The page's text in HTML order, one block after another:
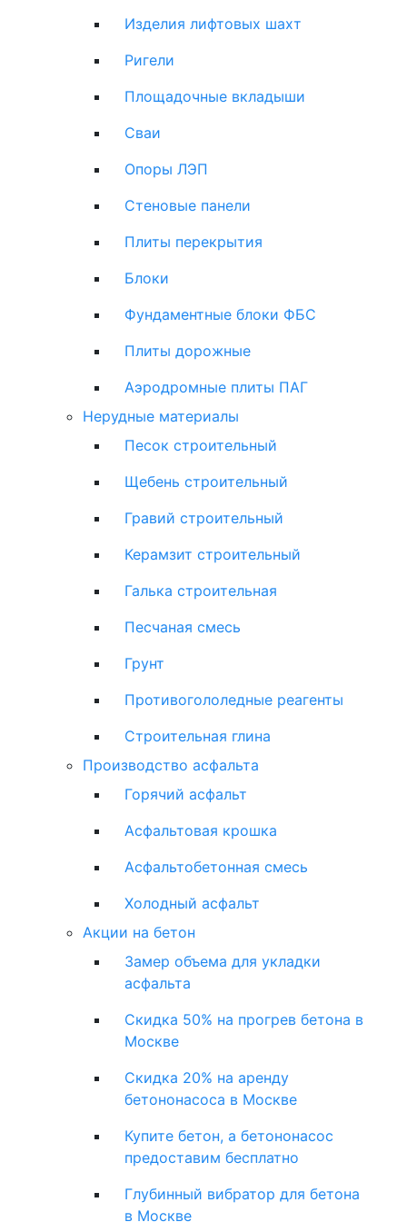
Изделия лифтовых шахт
Ригели
Площадочные вкладыши
Сваи
Опоры ЛЭП
Стеновые панели
Плиты перекрытия
Блоки
Фундаментные блоки ФБС
Плиты дорожные
Аэродромные плиты ПАГ
Нерудные материалы
Песок строительный
Щебень строительный
Гравий строительный
Керамзит строительный
Галька строительная
Песчаная смесь
Грунт
Противогололедные реагенты
Строительная глина
Производство асфальта
Горячий асфальт
Асфальтовая крошка
Асфальтобетонная смесь
Холодный асфальт
Акции на бетон
Замер объема для укладки
асфальта
Скидка 50% на прогрев бетона в
Москве
Скидка 20% на аренду
бетононасоса в Москве
Купите бетон, а бетононасос
предоставим бесплатно
Глубинный вибратор для бетона
в Москве